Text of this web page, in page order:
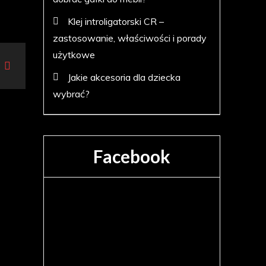
Klej introligatorski CR –
zastosowanie, właściwości i porady
użytkowe
Jakie akcesoria dla dziecka
wybrać?
Facebook